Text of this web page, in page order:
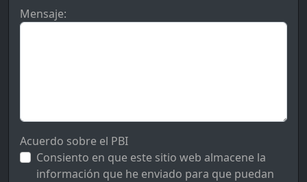
Mensaje:
Acuerdo sobre el PBI
Consiento en que este sitio web almacene la
información que he enviado para que puedan